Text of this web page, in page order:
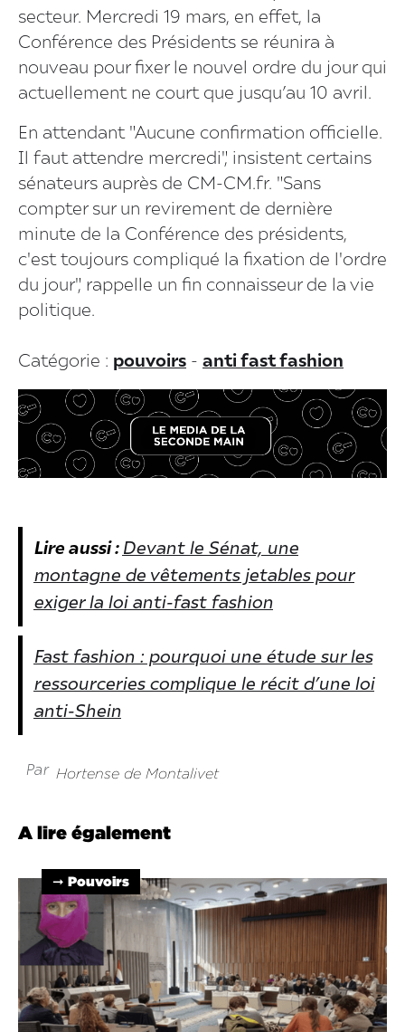
secteur. Mercredi 19 mars, en effet, la
Conférence des Présidents se réunira à
nouveau pour fixer le nouvel ordre du jour qui
actuellement ne court que jusqu’au 10 avril.
En attendant "Aucune confirmation officielle.
Il faut attendre mercredi", insistent certains
sénateurs auprès de CM-CM.fr. "Sans
compter sur un revirement de dernière
minute de la Conférence des présidents,
c'est toujours compliqué la fixation de l'ordre
du jour", rappelle un fin connaisseur de la vie
politique.
Catégorie : pouvoirs - anti fast fashion
Lire aussi : Devant le Sénat, une
montagne de vêtements jetables pour
exiger la loi anti-fast fashion
Fast fashion : pourquoi une étude sur les
ressourceries complique le récit d’une loi
anti-Shein
Par Hortense de Montalivet
A lire également
➞ Pouvoirs